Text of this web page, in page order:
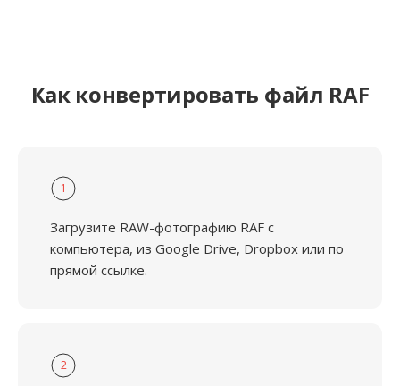
Как конвертировать файл RAF
1
Загрузите RAW-фотографию RAF с
компьютера, из Google Drive, Dropbox или по
прямой ссылке.
2